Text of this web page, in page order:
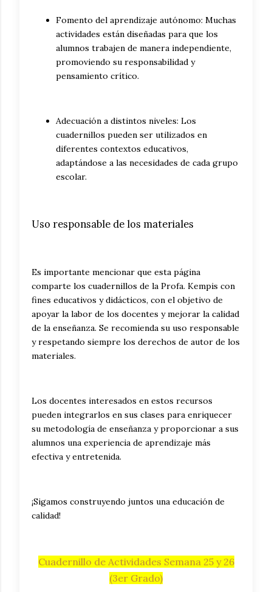
Fomento del aprendizaje autónomo: Muchas
actividades están diseñadas para que los
alumnos trabajen de manera independiente,
promoviendo su responsabilidad y
pensamiento crítico.
Adecuación a distintos niveles: Los
cuadernillos pueden ser utilizados en
diferentes contextos educativos,
adaptándose a las necesidades de cada grupo
escolar.
Uso responsable de los materiales
Es importante mencionar que esta página
comparte los cuadernillos de la Profa. Kempis con
fines educativos y didácticos, con el objetivo de
apoyar la labor de los docentes y mejorar la calidad
de la enseñanza. Se recomienda su uso responsable
y respetando siempre los derechos de autor de los
materiales.
Los docentes interesados en estos recursos
pueden integrarlos en sus clases para enriquecer
su metodología de enseñanza y proporcionar a sus
alumnos una experiencia de aprendizaje más
efectiva y entretenida.
¡Sigamos construyendo juntos una educación de
calidad!
Cuadernillo de Actividades Semana 25 y 26
(3er Grado)